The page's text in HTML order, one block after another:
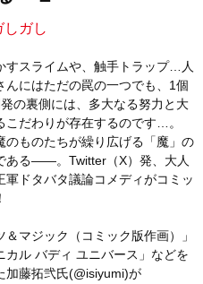
しガし
すスライムや、触手トラップ…人
んにはただの罠の一つでも、1個
の裏側には、多大なる努力と大
こだわりが存在するのです…。
のものたちが繰り広げる「魔」の
ある――。Twitter（X）発、大人
軍ドタバタ議論コメディがコミッ
＆マジック（コミック版作画）」
カル バディ ユニバース」などを
加藤拓弐氏(@isiyumi)が